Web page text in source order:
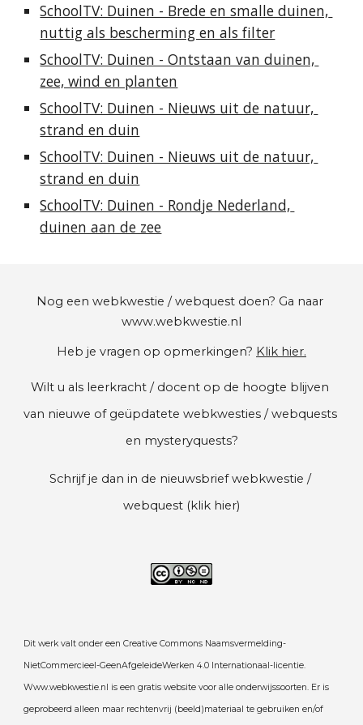
SchoolTV: Duinen - Brede en smalle duinen,
nuttig als bescherming en als filter
SchoolTV: Duinen - Ontstaan van duinen,
zee, wind en planten
SchoolTV: Duinen - Nieuws uit de natuur,
strand en duin
SchoolTV: Duinen - Nieuws uit de natuur,
strand en duin
SchoolTV: Duinen - Rondje Nederland,
duinen aan de zee
Nog een webkwestie / webquest doen? Ga naar
www.webkwestie.nl
Heb je vragen op opmerkingen? Klik hier.
Wilt u als leerkracht / docent op de hoogte blijven
van nieuwe of geüpdatete webkwesties / webquests
en mysteryquests?
Schrijf je dan in de nieuwsbrief webkwestie /
webquest (klik hier)
Dit werk valt onder een Creative Commons Naamsvermelding-
NietCommercieel-GeenAfgeleideWerken 4.0 Internationaal-licentie.
Www.webkwestie.nl is een gratis website voor alle onderwijssoorten. Er is
geprobeerd alleen maar rechtenvrij (beeld)materiaal te gebruiken en/of